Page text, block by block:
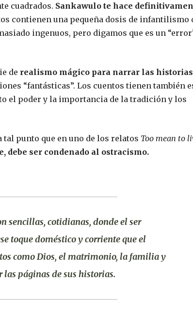
cuadrados. Sankawulo te hace
contienen una pequeña dosis de infantilismo
ingenuos, pero digamos que es un
de realismo mágico para narrar las historias
“fantásticas”. Los cuentos tienen también
el poder y la importancia de la tradición y los
punto que en uno de los relatos Too mean to
debe ser condenado al ostracismo.
sencillas, cotidianas, dondeel ser
toque doméstico y corriente que el
como Dios, el matrimonio, la familia y
páginas de sus historias.